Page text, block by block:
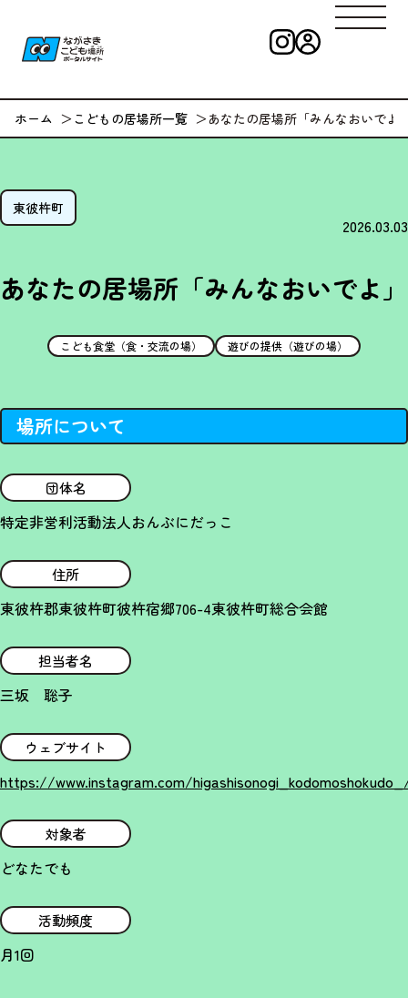
ながさきこども
ホーム こどもの居場所一覧 あなたの居場所「みんなおいでよ
東彼杵町
2026.03.03
あなたの居場所「みんなおいでよ」
こども食堂（食・交流の場） 遊びの提供（遊びの場）
場所について
団体名
特定非営利活動法人おんぶにだっこ
住所
東彼杵郡東彼杵町彼杵宿郷706-4東彼杵町総合会館
担当者名
三坂 聡子
ウェブサイト
https://www.instagram.com/
対象者
どなたでも
活動頻度
月1回